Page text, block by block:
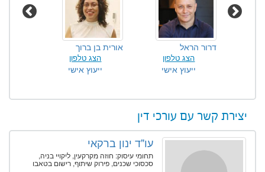
דרור הראל
הצג טלפון
ייעוץ אישי
אורית בן ברוך
הצג טלפון
ייעוץ אישי
יצירת קשר עם עורכי דין
עו"ד ינון ברקאי
תחומי עיסוק: חוזה מקרקעין, ליקויי בניה,
סכסוכי שכנים, פירוק שיתוף, רישום בטאבו